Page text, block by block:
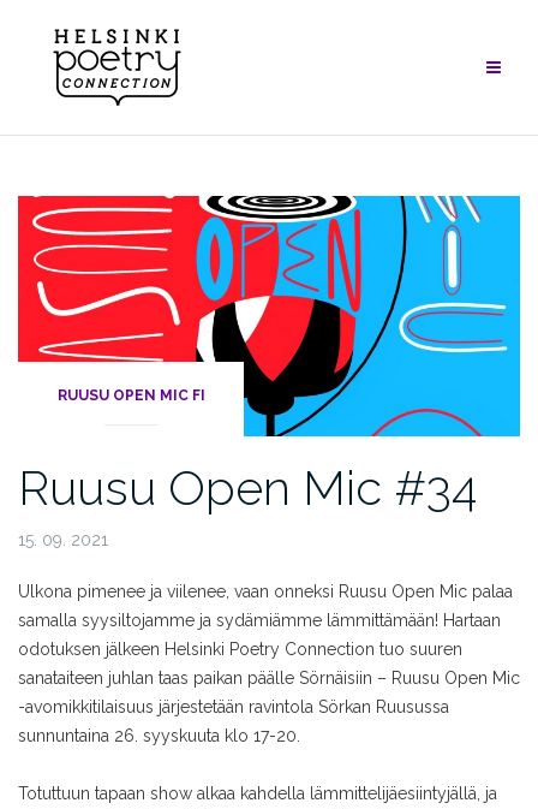
content
RUUSU OPEN MIC FI
Ruusu Open Mic #34
15. 09. 2021
Ulkona pimenee ja viilenee, vaan onneksi Ruusu Open Mic palaa
samalla syysiltojamme ja sydämiämme lämmittämään! Hartaan
odotuksen jälkeen Helsinki Poetry Connection tuo suuren
sanataiteen juhlan taas paikan päälle Sörnäisiin – Ruusu Open Mic
-avomikkitilaisuus järjestetään ravintola Sörkan Ruusussa
sunnuntaina 26. syyskuuta klo 17-20.
Totuttuun tapaan show alkaa kahdella lämmittelijäesiintyjällä, ja